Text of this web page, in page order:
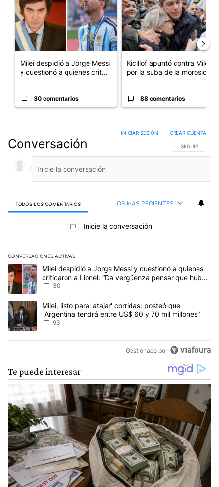
Milei despidió a Jorge Messi
y cuestionó a quienes crit...
30 comentarios
Kicillof apuntó contra Milei
por la suba de la morosida...
88 comentarios
Conversación SIGA ESTA
SEGUIR
INICIAR SESIÓN CREAR CUENTA
TODOS LOS COMENTARIOS LOS MÁS RECIENTES
Todos los comentarios
Inicie la conversación
CONVERSACIONES ACTIVAS
Este listado muestra los artículos con más comentarios en los
Un artículo de tendencia con el título "Milei despidió a Jorge
Milei despidió a Jorge Messi y cuestionó a quienes
criticaron a Lionel: “Da vergüenza pensar que hubo
anti-Messi”
30
Un artículo de tendencia con el título "Milei, listo para 'atajar'
Milei, listo para 'atajar' corridas: posteó que
"Argentina tendrá entre US$ 60 y 70 mil millones"
93
Gestionado por